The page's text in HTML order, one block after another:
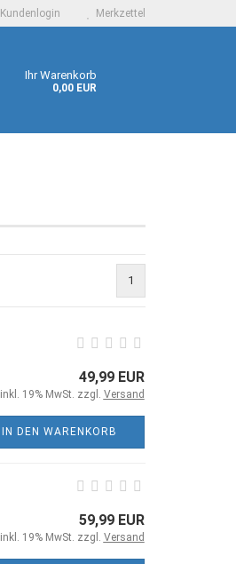
Kundenlogin Merkzettel
Ihr Warenkorb
0,00 EUR
1
49,99 EUR
inkl. 19% MwSt. zzgl. Versand
IN DEN WARENKORB
59,99 EUR
inkl. 19% MwSt. zzgl. Versand